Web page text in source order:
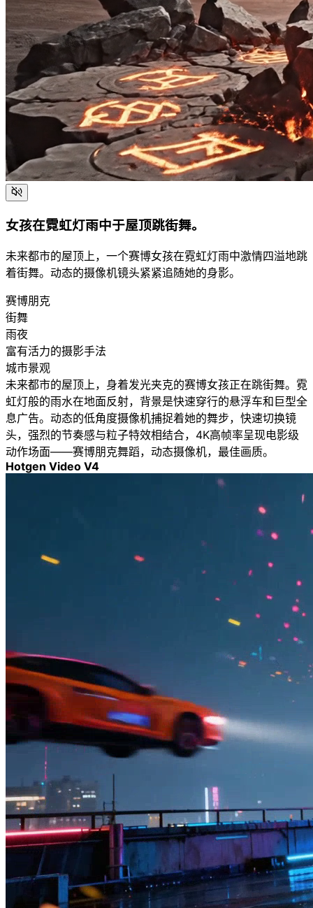
女孩在霓虹灯雨中于屋顶跳街舞。
未来都市的屋顶上，一个赛博女孩在霓虹灯雨中激情四溢地跳
着街舞。动态的摄像机镜头紧紧追随她的身影。
赛博朋克
街舞
雨夜
富有活力的摄影手法
城市景观
未来都市的屋顶上，身着发光夹克的赛博女孩正在跳街舞。霓
虹灯般的雨水在地面反射，背景是快速穿行的悬浮车和巨型全
息广告。动态的低角度摄像机捕捉着她的舞步，快速切换镜
头，强烈的节奏感与粒子特效相结合，4K高帧率呈现电影级
动作场面——赛博朋克舞蹈，动态摄像机，最佳画质。
Hotgen Video V4